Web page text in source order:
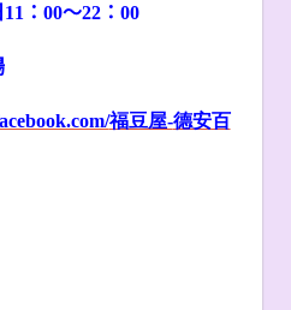
：00～22：00
福豆屋-德安百